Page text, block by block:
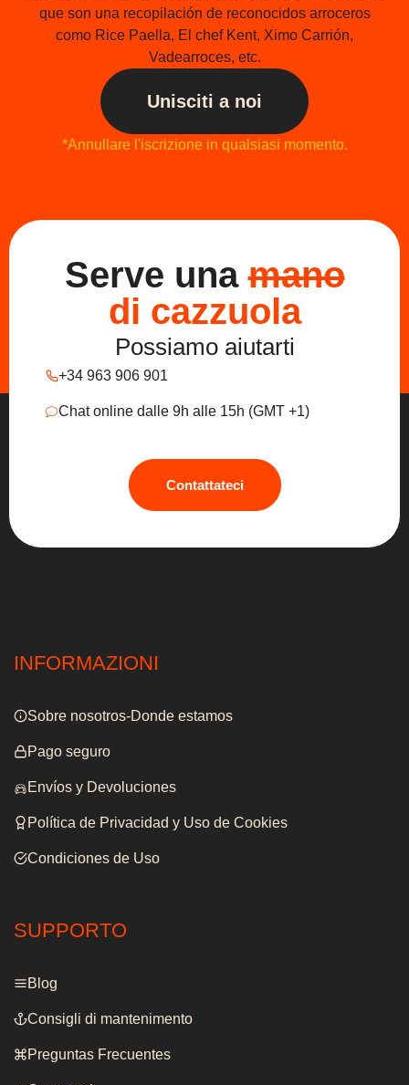
que son una recopilación de reconocidos arroceros
como Rice Paella, El chef Kent, Ximo Carrión,
Vadearroces, etc.
Unisciti a noi
*Annullare l'iscrizione in qualsiasi momento.
Serve unamano
di cazzuola
Possiamo aiutarti
+34 963 906 901
Chat online dalle 9h alle 15h (GMT +1)
Contattateci
INFORMAZIONI
Sobre nosotros-Donde estamos
Pago seguro
Envíos y Devoluciones
Política de Privacidad y Uso de Cookies
Condiciones de Uso
SUPPORTO
Blog
Consigli di mantenimento
Preguntas Frecuentes